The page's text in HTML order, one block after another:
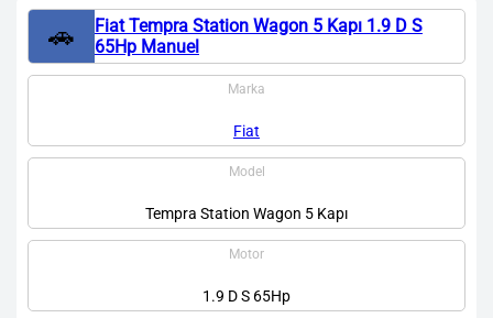
🚗
Fiat Tempra Station Wagon 5 Kapı 1.9 D S
65Hp Manuel
Marka
Fiat
Model
Tempra Station Wagon 5 Kapı
Motor
1.9 D S 65Hp